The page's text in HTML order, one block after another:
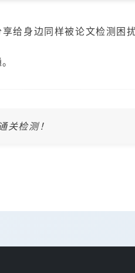
给身边同样被论文检测困扰
关检测！